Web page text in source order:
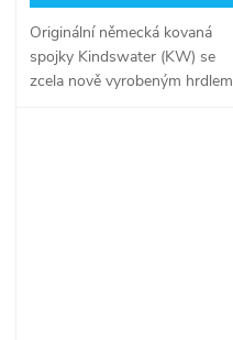
Originální německá kovaná
spojky Kindswater (KW) se
zcela nově vyrobeným hrdlem